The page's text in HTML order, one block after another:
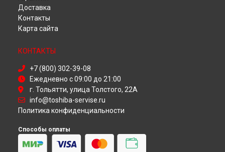
Ремонт телевизора 43L3763 Toshiba в
Ремонт телевизора 43L3763 Toshiba в
Ремонт телевизора 43L3763 Toshiba в
Ремонт телевизора 43L3763 Toshiba в
Доставка
Контакты
Карта сайта
КОНТАКТЫ
+7 (800) 302-39-08
Ежедневно с 09:00 до 21:00
г. Тольятти, улица Толстого, 22А
info@toshiba-servise.ru
Политика конфиденциальности
Способы оплаты